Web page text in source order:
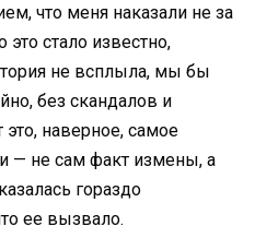
что меня наказали не за
это стало известно,
не всплыла, мы бы
без скандалов и
наверное, самое
— не сам факт измены, а
гораздо
ее вызвало.